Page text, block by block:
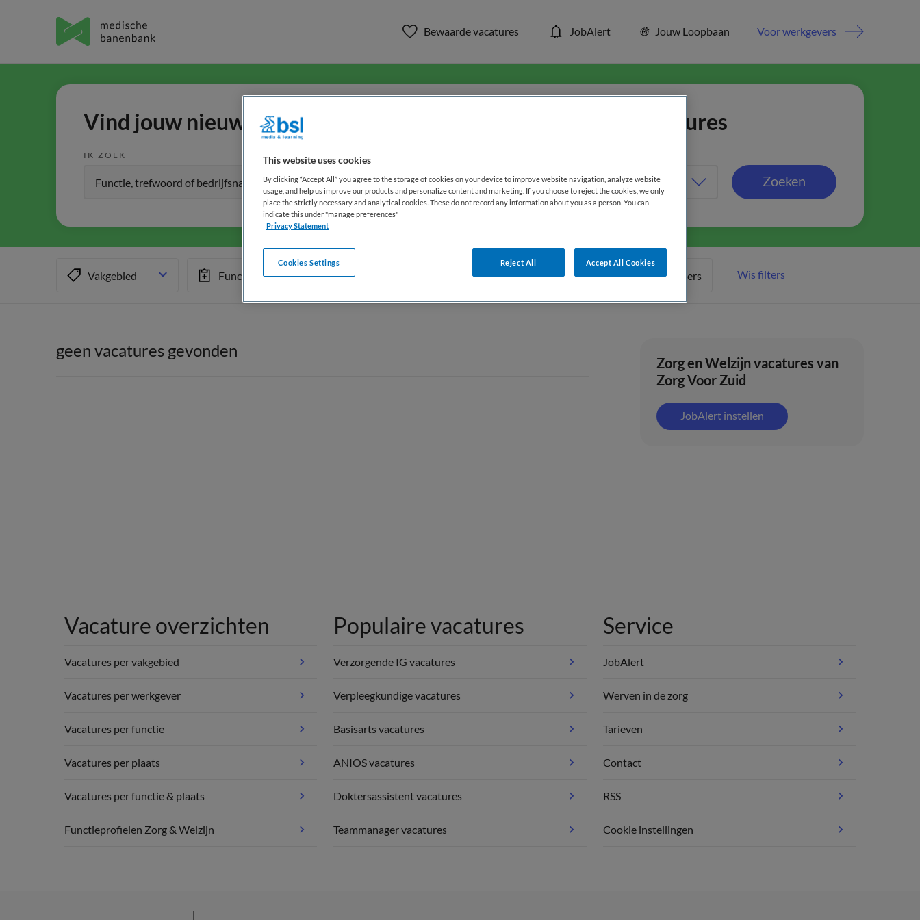
Bewaarde vacatures JobAlert Jouw Loopbaan Voor werkgevers
Vind jouw nieuwe baan in ons aanbod van zorg & welzijn vacatures
IK ZOEK WAAR
Zoeken
Vakgebied Functiegebied Dienstverband Meer filters Wis filters
Zorg en Welzijn vacatures van
Zorg Voor Zuid
JobAlert instellen
geen vacatures gevonden
Vacature overzichten
Vacatures per vakgebied
Vacatures per werkgever
Vacatures per functie
Vacatures per plaats
Vacatures per functie & plaats
Functieprofielen Zorg & Welzijn
Populaire vacatures
Verzorgende IG vacatures
Verpleegkundige vacatures
Basisarts vacatures
ANIOS vacatures
Doktersassistent vacatures
Teammanager vacatures
Service
JobAlert
Werven in de zorg
Tarieven
Contact
RSS
Cookie instellingen
This website uses cookies
By clicking “Accept All” you agree to the storage of cookies on your device to improve website navigation, analyze website
usage, and help us improve our products and personalize content and marketing. If you choose to reject the cookies, we only
place the strictly necessary and analytical cookies. These do not record any information about you as a person. You can
indicate this under "manage preferences"
Privacy Statement
Reject All Accept All Cookies
Cookies Settings